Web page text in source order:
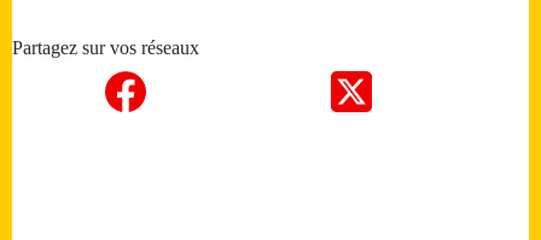
Partagez sur vos réseaux